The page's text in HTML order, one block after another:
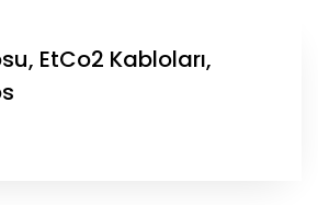
EtCo2 Kabloları,